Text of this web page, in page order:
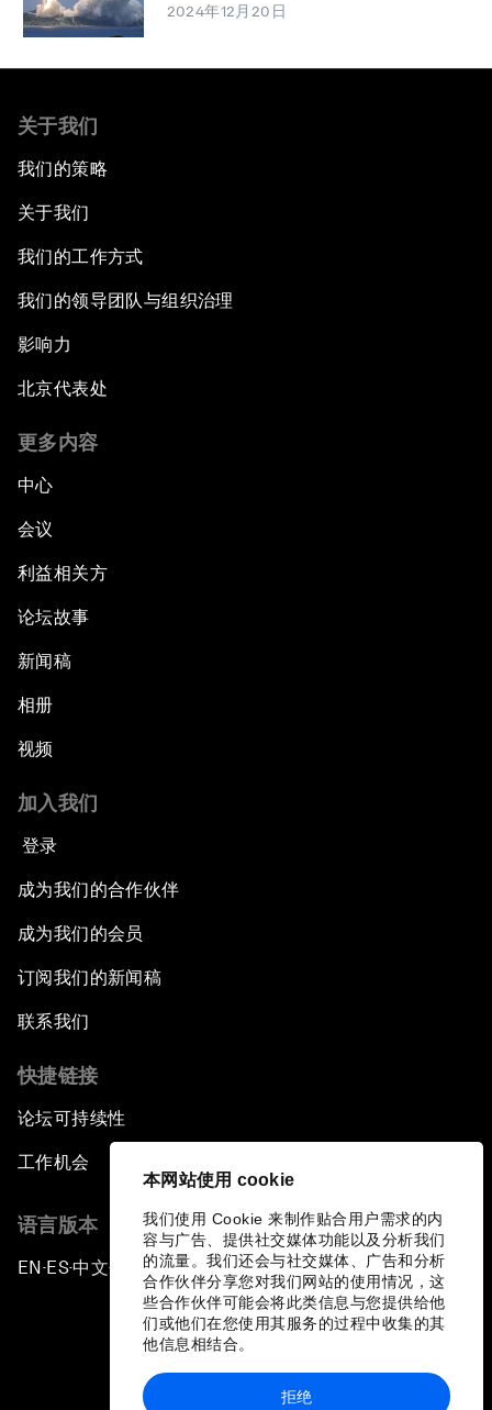
本网站使用 cookie
我们使用 Cookie 来制作贴合用户需求的内
容与广告、提供社交媒体功能以及分析我们
的流量。我们还会与社交媒体、广告和分析
合作伙伴分享您对我们网站的使用情况，这
些合作伙伴可能会将此类信息与您提供给他
们或他们在您使用其服务的过程中收集的其
他信息相结合。
拒绝
2024年12月20日
关于我们
我们的策略
关于我们
我们的工作方式
我们的领导团队与组织治理
影响力
北京代表处
更多内容
中心
会议
利益相关方
论坛故事
新闻稿
相册
视频
加入我们
登录
成为我们的合作伙伴
成为我们的会员
订阅我们的新闻稿
联系我们
快捷链接
论坛可持续性
工作机会
语言版本
EN ▪ ES▪中文▪ 日本語